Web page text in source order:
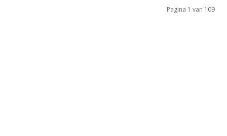
Pagina 1 van 109